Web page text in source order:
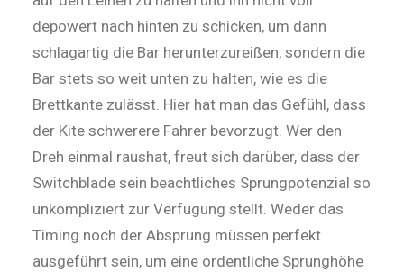
depowert nach hinten zu schicken, um dann
schlag­artig die Bar herunterzureißen, sondern die
Bar stets so weit unten zu halten, wie es die
Brettkante zulässt. Hier hat man das Gefühl, dass
der Kite schwerere Fahrer bevorzugt. Wer den
Dreh einmal raushat, freut sich darüber, dass der
Switchblade sein beachtliches Sprungpotenzial so
unkompliziert zur Verfügung stellt. Weder das
Timing noch der Absprung müssen perfekt
ausgeführt sein, um eine ordentliche Sprunghöhe